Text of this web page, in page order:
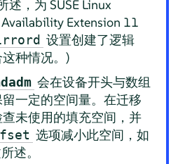
述，为 SUSE Linux
Extension 11
设置创建了逻辑
种情况。)
会在设备开头与数组
一定的空间量。在迁移
未使用的填充空间，并
选项减小此空间，如
述。